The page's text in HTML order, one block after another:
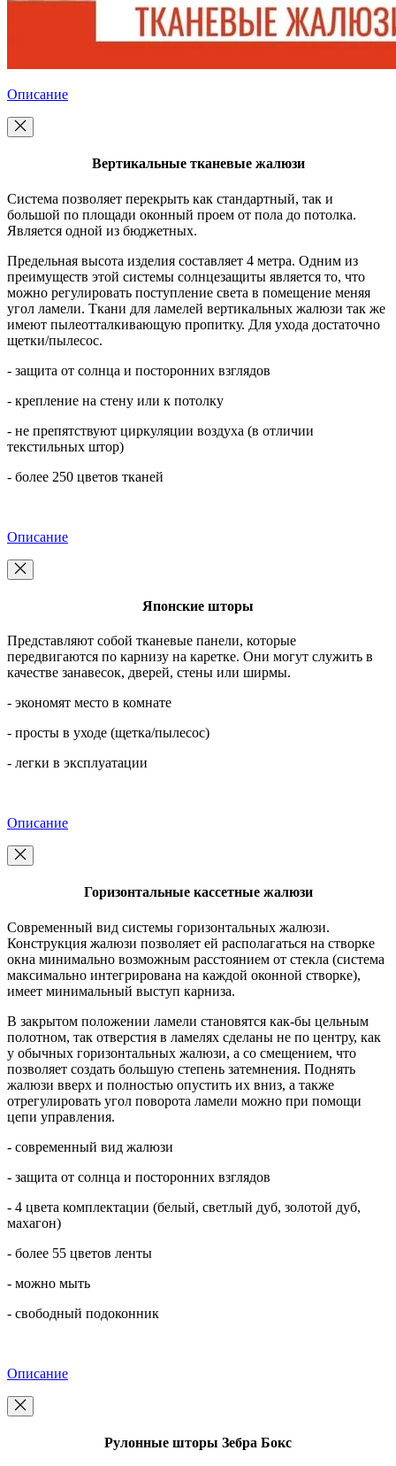
Описание
Вертикальные тканевые жалюзи
Система позволяет перекрыть как стандартный, так и
большой по площади оконный проем от пола до потолка.
Является одной из бюджетных.
Предельная высота изделия составляет 4 метра. Одним из
преимуществ этой системы солнцезащиты является то, что
можно регулировать поступление света в помещение меняя
угол ламели. Ткани для ламелей вертикальных жалюзи так же
имеют пылеотталкивающую пропитку. Для ухода достаточно
щетки/пылесос.
- защита от солнца и посторонних взглядов
- крепление на стену или к потолку
- не препятствуют циркуляции воздуха (в отличии
текстильных штор)
- более 250 цветов тканей
Описание
Японские шторы
Представляют собой тканевые панели, которые
передвигаются по карнизу на каретке. Они могут служить в
качестве занавесок, дверей, стены или ширмы.
- экономят место в комнате
- просты в уходе (щетка/пылесос)
- легки в эксплуатации
Описание
Горизонтальные кассетные жалюзи
Современный вид системы горизонтальных жалюзи.
Конструкция жалюзи позволяет ей располагаться на створке
окна минимально возможным расстоянием от стекла (система
максимально интегрирована на каждой оконной створке),
имеет минимальный выступ карниза.
В закрытом положении ламели становятся как-бы цельным
полотном, так отверстия в ламелях сделаны не по центру, как
у обычных горизонтальных жалюзи, а со смещением, что
позволяет создать большую степень затемнения. Поднять
жалюзи вверх и полностью опустить их вниз, а также
отрегулировать угол поворота ламели можно при помощи
цепи управления.
- современный вид жалюзи
- защита от солнца и посторонних взглядов
- 4 цвета комплектации (белый, светлый дуб, золотой дуб,
махагон)
- более 55 цветов ленты
- можно мыть
- свободный подоконник
Описание
Рулонные шторы Зебра Бокс